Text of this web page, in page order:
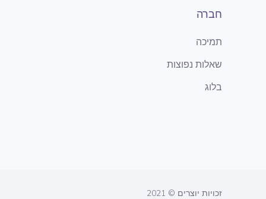
חברה
תמיכה
שאלות נפוצות
בלוג
זכויות יוצרים © 2021